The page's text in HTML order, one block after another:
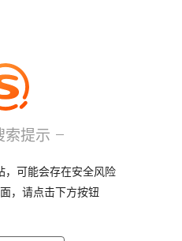
索提示
，可能会存在安全风险
，请点击下方按钮